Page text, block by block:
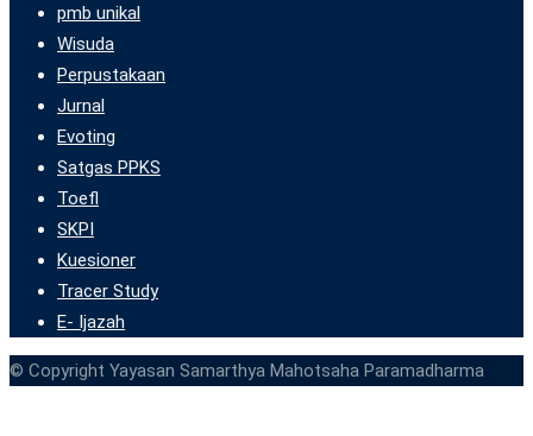
pmb unikal
Wisuda
Perpustakaan
Jurnal
Evoting
Satgas PPKS
Toefl
SKPI
Kuesioner
Tracer Study
E- Ijazah
© Copyright Yayasan Samarthya Mahotsaha Paramadharma